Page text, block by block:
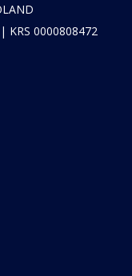
KRS 0000808472